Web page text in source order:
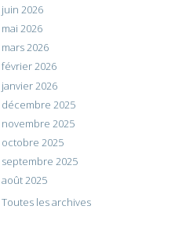
juin 2026
mai 2026
mars 2026
février 2026
janvier 2026
décembre 2025
novembre 2025
octobre 2025
septembre 2025
août 2025
Toutes les archives